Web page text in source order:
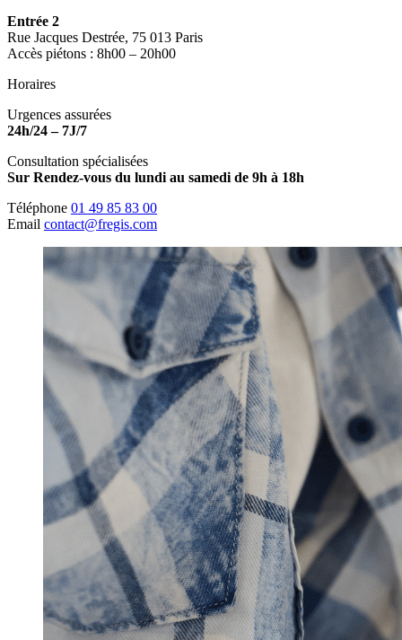
Entrée 2
Rue Jacques Destrée, 75 013 Paris
Accès piétons : 8h00 – 20h00
Horaires
Urgences assurées
24h/24 – 7J/7
Consultation spécialisées
Sur Rendez-vous du lundi au samedi de 9h à 18h
Téléphone 01 49 85 83 00
Email contact@fregis.com